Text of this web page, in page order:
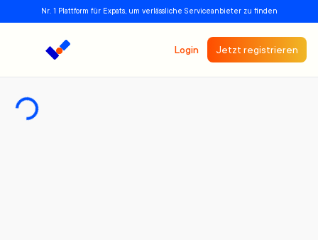
Nr. 1 Plattform für Expats, um verlässliche Serviceanbieter zu finden
Login Jetzt registrieren